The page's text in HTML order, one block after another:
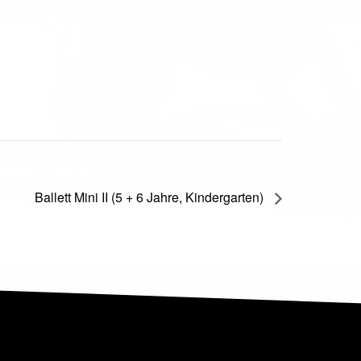
Ballett Mini II (5 + 6 Jahre, Kindergarten)